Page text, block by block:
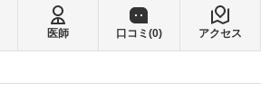
医師 口コミ(0) アクセス